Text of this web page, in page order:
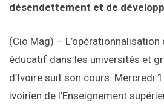
désendettement et de
(Cio Mag) – L’opérationnalisation
éducatif dans les universités et
d’Ivoire suit son cours. Mercredi
ivoirien de l’Enseignement